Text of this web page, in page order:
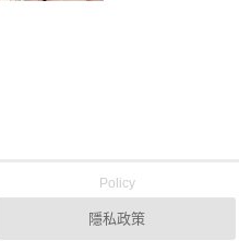
Policy
隱私政策